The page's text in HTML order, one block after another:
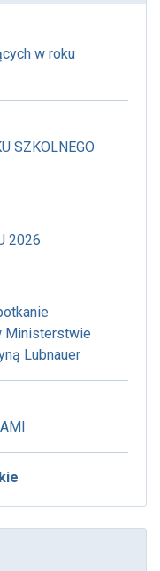
w roku
SZKOLNEGO
2026
Ministerstwie
Lubnauer